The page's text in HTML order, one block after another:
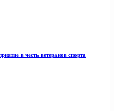
в честь ветеранов спорта